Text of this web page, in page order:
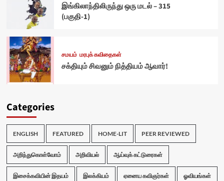
இங்கிலாந்திலிருந்து ஒரு மடல் – 315
(பகுதி-1)
சமயம் மரபுக் கவிதைகள்
சக்தியும் சிவனும் நித்தியம் ஆவார்!
Categories
ENGLISH FEATURED HOME-LIT PEER REVIEWED
அறிந்துகொள்வோம் அறிவியல் ஆய்வுக் கட்டுரைகள்
இசைக்கவியின் இதயம் இலக்கியம் ஏனைய கவிஞர்கள் ஓவியங்கள்